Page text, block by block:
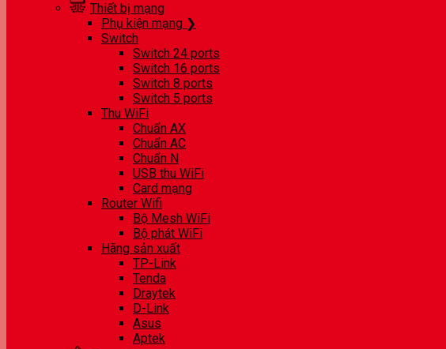
Thiết bị mạng
Phụ kiện mạng ❯
Switch
Switch 24 ports
Switch 16 ports
Switch 8 ports
Switch 5 ports
Thu WiFi
Chuẩn AX
Chuẩn AC
Chuẩn N
USB thu WiFi
Card mạng
Router Wifi
Bộ Mesh WiFi
Bộ phát WiFi
Hãng sản xuất
TP-Link
Tenda
Draytek
D-Link
Asus
Aptek